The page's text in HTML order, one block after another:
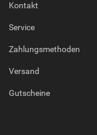
Kontakt
Service
Zahlungsmethoden
Versand
Gutscheine